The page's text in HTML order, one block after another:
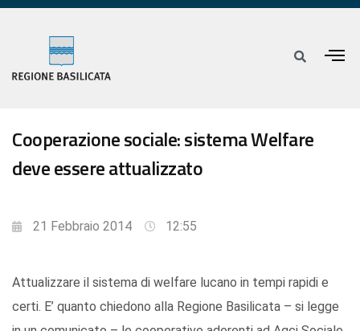
Cooperazione sociale: sistema Welfare
deve essere attualizzato
21 Febbraio 2014 12:55
Attualizzare il sistema di welfare lucano in tempi rapidi e
certi. E’ quanto chiedono alla Regione Basilicata – si legge